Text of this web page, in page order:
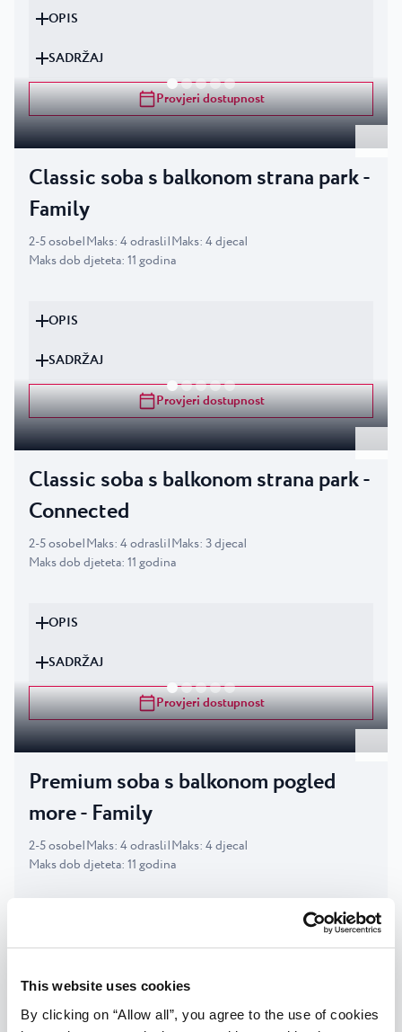
This website uses cookies
By clicking on “Allow all”, you agree to the use of cookies
OPIS
SADRŽAJ
Provjeri dostupnost
Classic soba s balkonom strana park -
Family
2-5osobe|Maks: 4odrasli|Maks: 4djeca|
Maks dob djeteta: 11 godina
OPIS
SADRŽAJ
Provjeri dostupnost
Classic soba s balkonom strana park -
Connected
2-5osobe|Maks: 4odrasli|Maks: 3djeca|
Maks dob djeteta: 11 godina
OPIS
SADRŽAJ
Provjeri dostupnost
Premium soba s balkonom pogled
more - Family
2-5osobe|Maks: 4odrasli|Maks: 4djeca|
Maks dob djeteta: 11 godina
Provjeri dostupnost